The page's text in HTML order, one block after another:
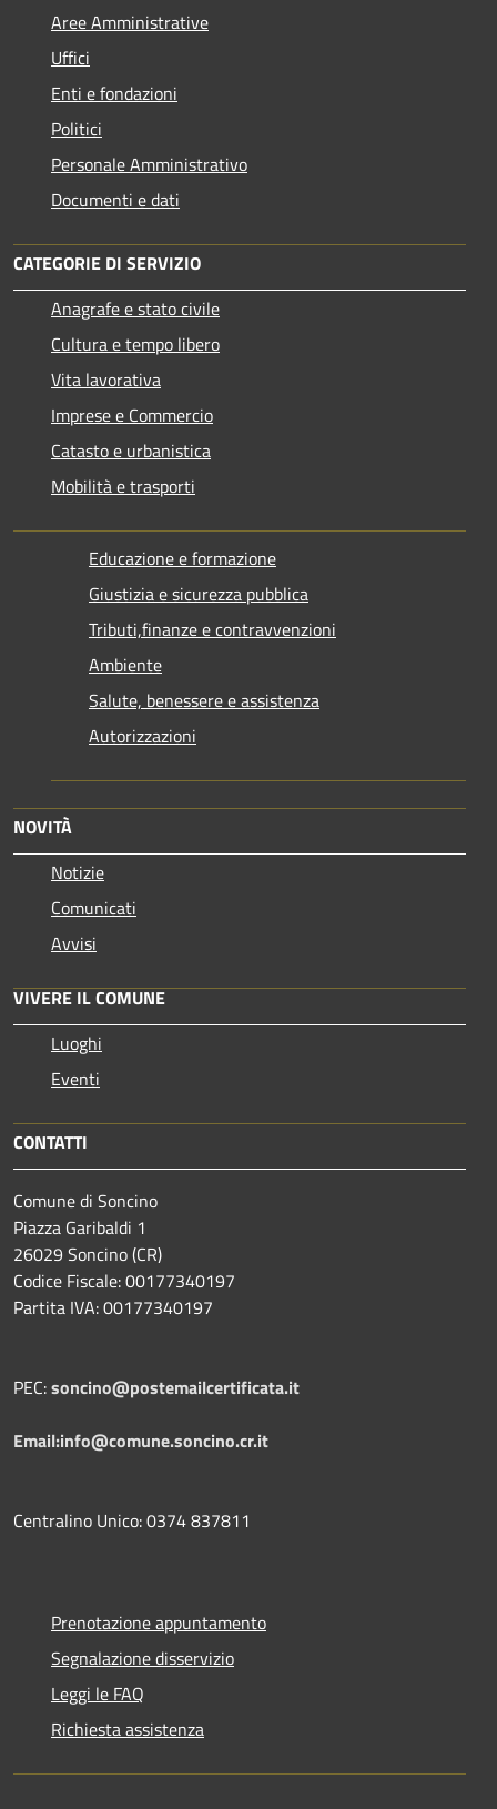
Aree Amministrative
Uffici
Enti e fondazioni
Politici
Personale Amministrativo
Documenti e dati
CATEGORIE DI SERVIZIO
Anagrafe e stato civile
Cultura e tempo libero
Vita lavorativa
Imprese e Commercio
Catasto e urbanistica
Mobilità e trasporti
Educazione e formazione
Giustizia e sicurezza pubblica
Tributi,finanze e contravvenzioni
Ambiente
Salute, benessere e assistenza
Autorizzazioni
NOVITÀ
Notizie
Comunicati
Avvisi
VIVERE IL COMUNE
Luoghi
Eventi
CONTATTI
Comune di Soncino
Piazza Garibaldi 1
26029 Soncino (CR)
Codice Fiscale: 00177340197
Partita IVA: 00177340197
PEC:soncino@postemailcertificata.it
Email:info@comune.soncino.cr.it
Centralino Unico: 0374 837811
Prenotazione appuntamento
Segnalazione disservizio
Leggi le FAQ
Richiesta assistenza